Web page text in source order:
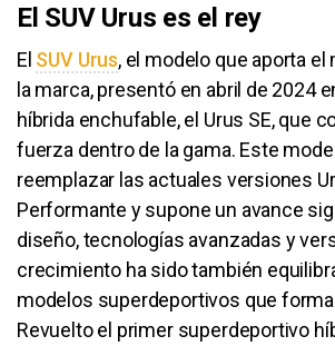
El SUV Urus es el rey
El SUV Urus, el modelo que aporta el
la marca, presentó en abril de 2024
híbrida enchufable, el Urus SE, que
fuerza dentro de la gama. Este
reemplazar las actuales versiones
Performante y supone un avance
diseño, tecnologías avanzadas y
crecimiento ha sido también
modelos superdeportivos que
Revuelto el primer superdeportivo